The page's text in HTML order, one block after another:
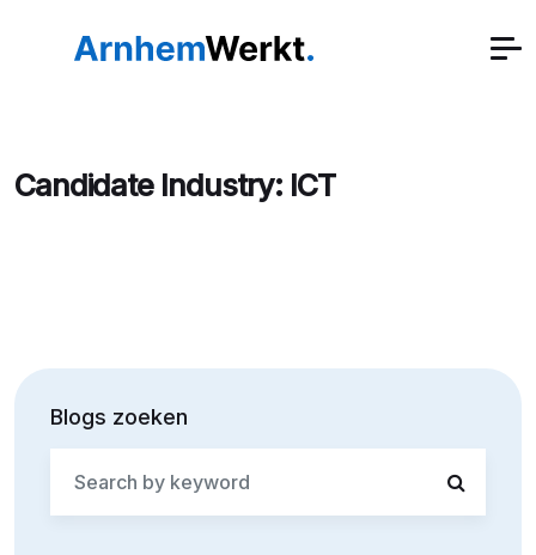
Candidate Industry: ICT
Blogs zoeken
for: